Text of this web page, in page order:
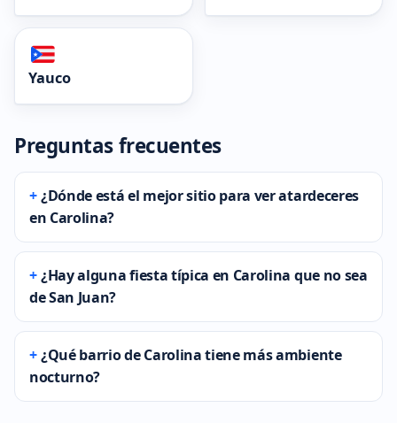
Yauco
Preguntas frecuentes
¿Dónde está el mejor sitio para ver atardeceres
en Carolina?
¿Hay alguna fiesta típica en Carolina que no sea
de San Juan?
¿Qué barrio de Carolina tiene más ambiente
nocturno?